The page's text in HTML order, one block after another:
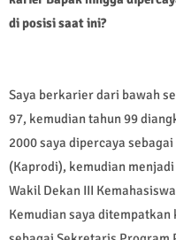
di posisi saat ini?
Saya berkarier dari bawah
97, kemudian tahun 99
2000 saya dipercaya
(Kaprodi), kemudian menjadi
Wakil Dekan III
Kemudian saya ditempatkan